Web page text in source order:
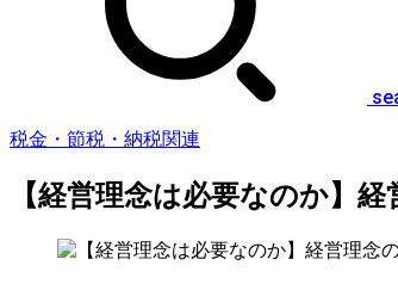
税金・節税・納税関連
【経営理念は必要なのか】